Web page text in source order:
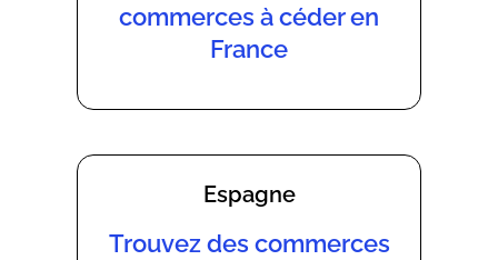
commerces à céder en
France
Espagne
Trouvez des commerces